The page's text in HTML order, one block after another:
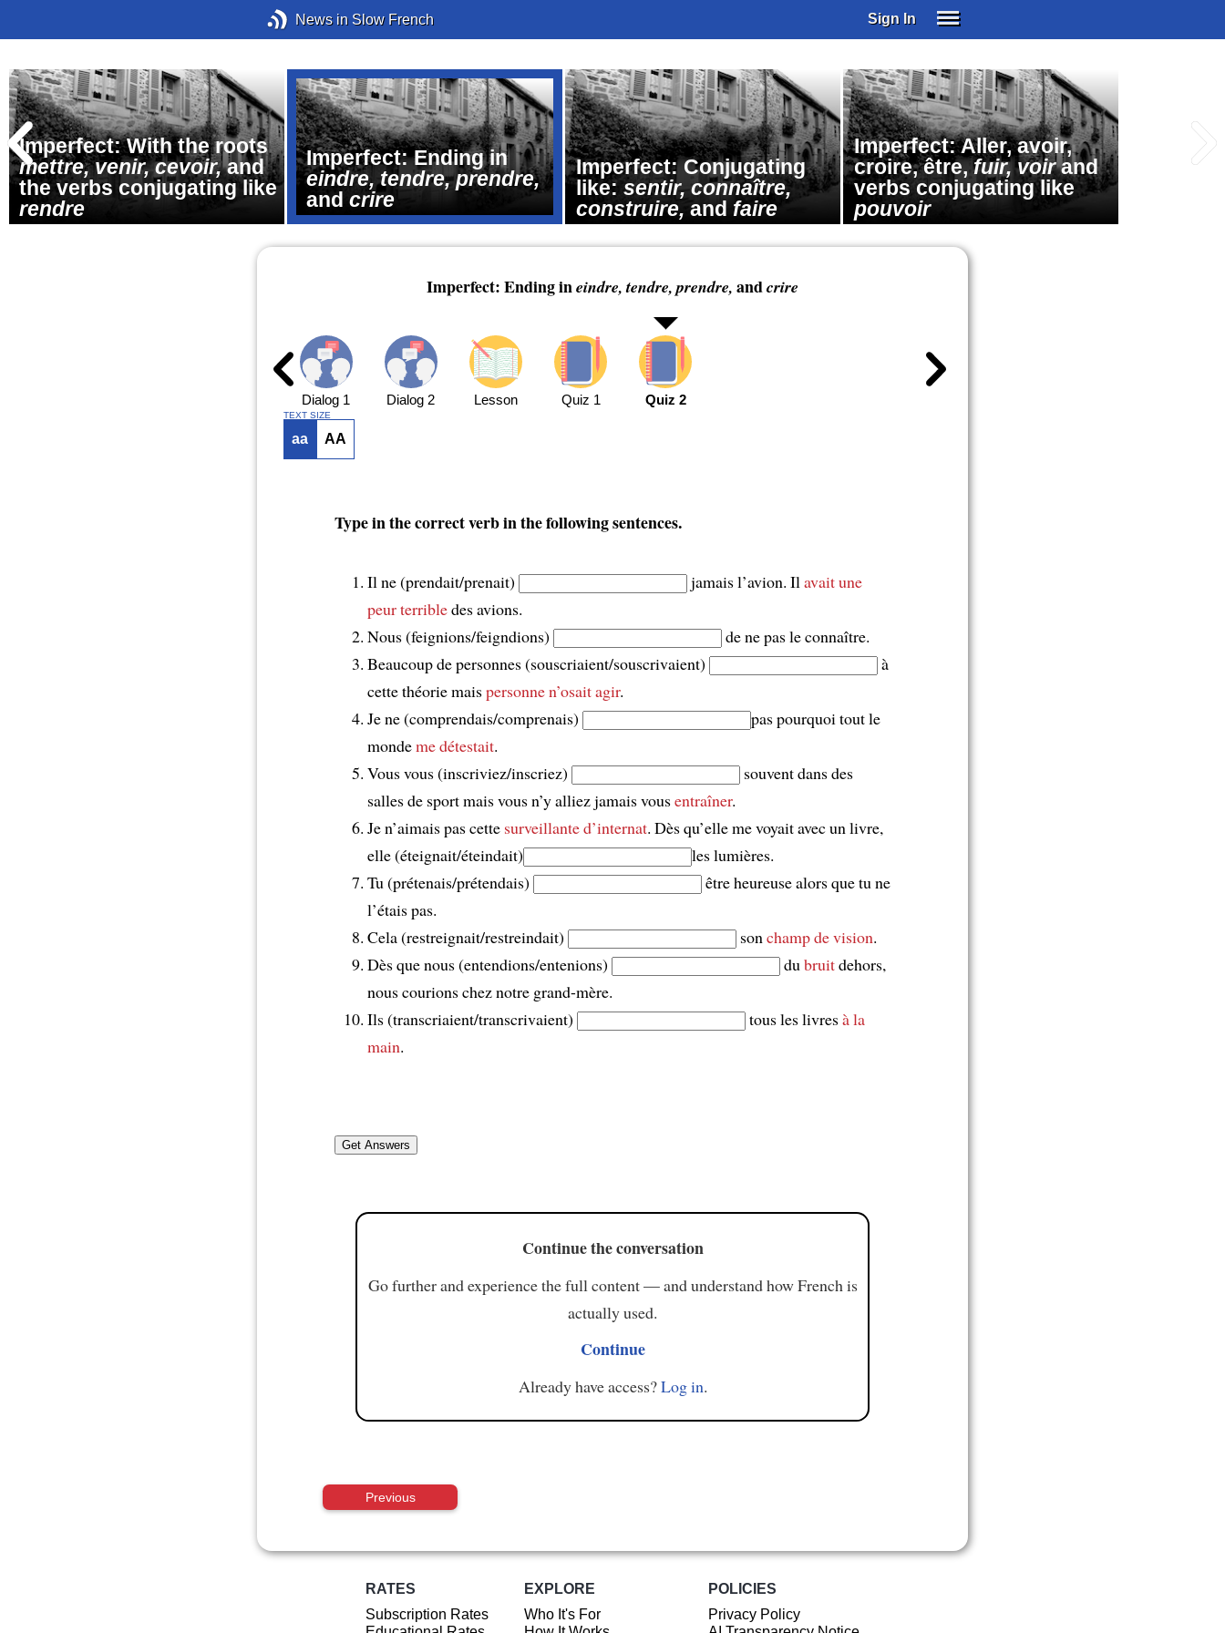
News in Slow French Sign In
SUBSCRIBE
EDUCATIONAL LICENSES
GIFT CARDS
OTHER LANGUAGES
ABOUT US
ALEXA
Imperfect: With the roots
mettre, venir, cevoir,and
the verbs conjugating like
rendre
Imperfect: Ending in
eindre, tendre, prendre,
andcrire
Imperfect: Conjugating
like: sentir, connaître,
construire, and faire
Imperfect: Aller, avoir,
croire, être,fuir, voirand
verbs conjugating like
pouvoir
Imperfect: Ending ineindre, tendre, prendre, andcrire
Dialog 1 Dialog 2 Lesson Quiz 1 Quiz 2
TEXT SIZE
aa AA
Type in the correct verb in the following sentences.
Il ne (prendait/prenait) jamais l’avion. Ilavait une
peur terribledes avions.
Nous (feignions/feigndions)
de ne pas le connaître.
Beaucoup de personnes (souscriaient/souscrivaient)
à
cette théorie maispersonne n’osait agir.
Je ne (comprendais/comprenais)
pas pourquoi tout le
mondeme détestait.
Vous vous (inscriviez/inscriez)
souvent dans des
salles de sport mais vous n’y alliez jamais vousentraîner.
Je n’aimais pas cette surveillante d’internat. Dès qu’elle me voyait avec un livre,
elle (éteignait/éteindait)
les lumières.
Tu (prétenais/prétendais)
être heureuse alors que tu ne
l’étais pas.
Cela (restreignait/restreindait)
sonchamp de vision.
Dès que nous (entendions/entenions)
dubruitdehors,
nous courions chez notre grand-mère.
Ils (transcriaient/transcrivaient)
tous les livresà la
main.
Continue the conversation
Go further and experience the full content — and understand how French is
actually used.
Continue
Already have access?Log in.
Previous
RATES
Subscription Rates
EXPLORE
Who It's For
POLICIES
Privacy Policy